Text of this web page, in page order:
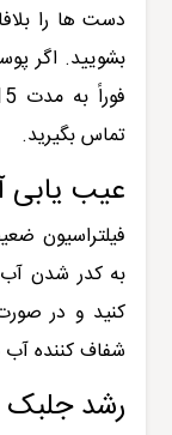
دست ها را
بشویید. اگر
تماس بگیرید.
عیب یابی
فیلتراسیون
به کدر شدن
کنید و در
شفاف کننده آب
رشد جلبک